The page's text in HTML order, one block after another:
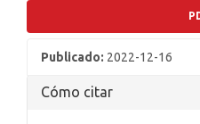
Publicado: 2022-12-16
Cómo citar